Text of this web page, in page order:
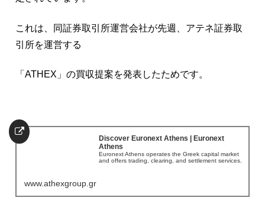
これは、同証券取引所運営会社が先週、アテネ証券取
引所を運営する
「ATHEX」の買収提案を発表したためです。
Discover Euronext Athens | Euronext
Athens
Euronext Athens operates the Greek capital market
and offers trading, clearing, and settlement services.
www.athexgroup.gr